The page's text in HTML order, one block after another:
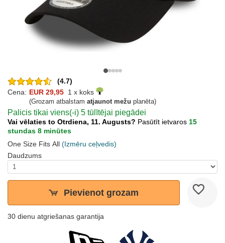
(4.7)
Cena: EUR 29,95 1 x koks
(Grozam atbalstam atjaunot mežu planēta)
Palicis tikai viens(-i) 5 tūlītējai piegādei
Vai vēlaties to Otrdiena, 11. Augusts? Pasūtīt ietvaros 15
stundas 8 minūtes
One Size Fits All (Izmēru ceļvedis)
Daudzums
Pievienot grozam
30 dienu atgriešanas garantija